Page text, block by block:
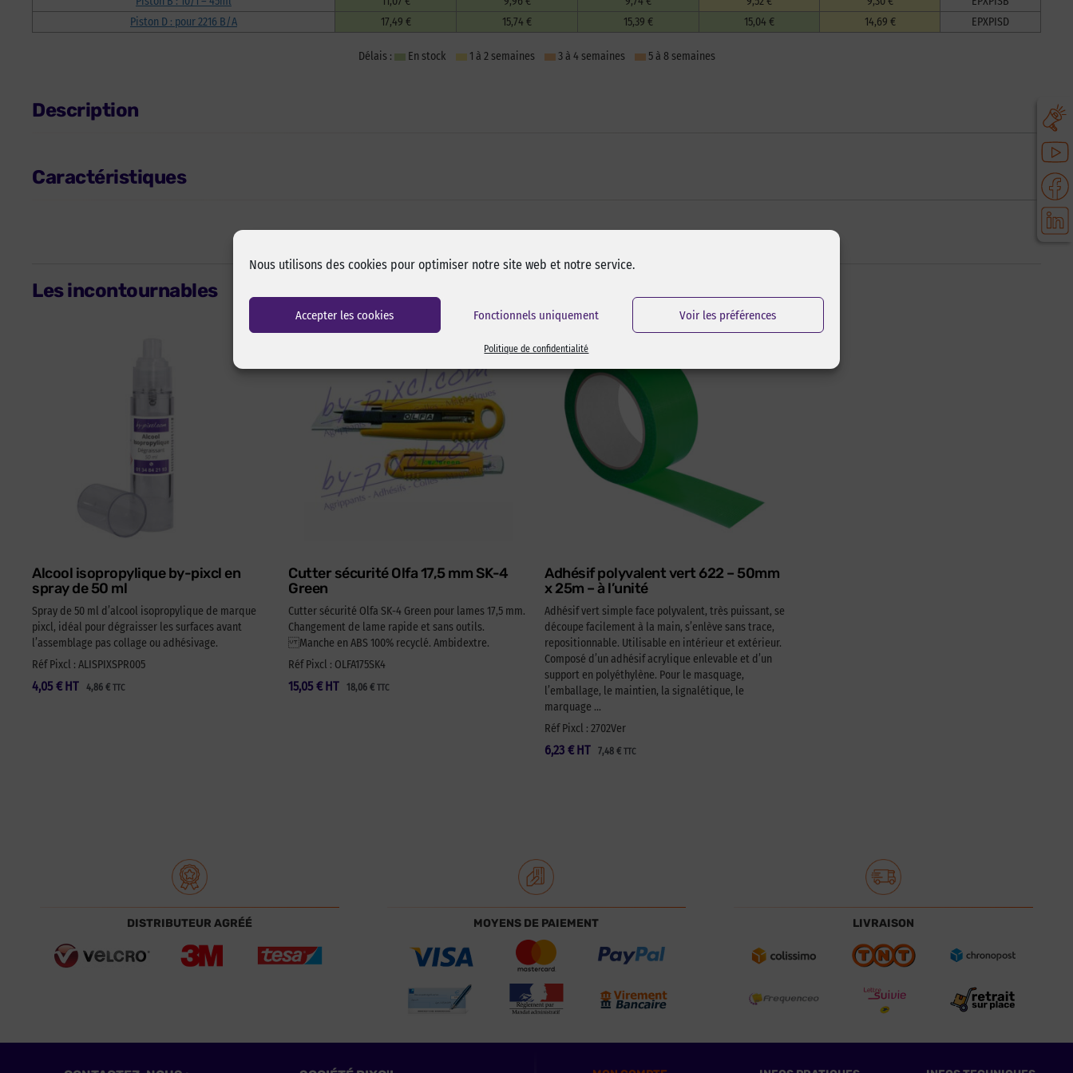
Nous utilisons des cookies pour optimiser notre site web et notre service.
Accepter les cookies Fonctionnels uniquement Voir les préférences
Politique de confidentialité
Piston D : pour 2216 B/A
17,49 € 15,74 € 15,39 € 15,04 € 14,69 € EPXPISD
Délais : En stock 1 à 2 semaines 3 à 4 semaines 5 à 8 semaines
Description
Caractéristiques
Les incontournables
Alcool isopropylique by-pixcl en
spray de 50 ml
Spray de 50 ml d’alcool isopropylique de marque
pixcl, idéal pour dégraisser les surfaces avant
l’assemblage pas collage ou adhésivage.
Réf Pixcl : ALISPIXSPR005
4,05 € 4,86 € TTC
HT
Cutter sécurité Olfa 17,5 mm SK-4
Green
Cutter sécurité Olfa SK-4 Green pour lames 17,5 mm.
Changement de lame rapide et sans outils.
Manche en ABS 100% recyclé. Ambidextre.
Réf Pixcl : OLFA175SK4
15,05 € 18,06 € TTC
HT
Adhésif polyvalent vert 622 – 50mm
x 25m – à l’unité
Adhésif vert simple face polyvalent, très puissant, se
découpe facilement à la main, s’enlève sans trace,
repositionnable. Utilisable en intérieur et extérieur.
Composé d’un adhésif acrylique enlevable et d’un
support en polyéthylène. Pour le masquage,
l’emballage, le maintien, la signalétique, le
marquage …
Réf Pixcl : 2702Ver
6,23 € 7,48 € TTC
HT
DISTRIBUTEUR AGRÉÉ MOYENS DE PAIEMENT LIVRAISON